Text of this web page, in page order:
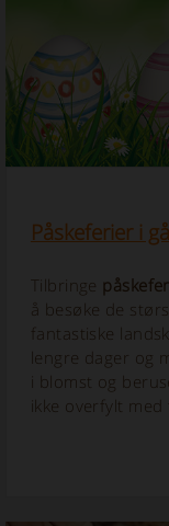
Påskeferier i
Tilbringe
å besøke de
fantastiske
lengre dager og
i blomst og
ikke overfylt med